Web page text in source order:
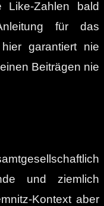
Like-Zahlen bald
für das
garantiert nie
Beiträgen nie
und ziemlich
Kontext aber